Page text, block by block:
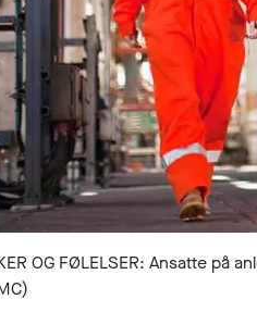
OG FØLELSER: Ansatte på